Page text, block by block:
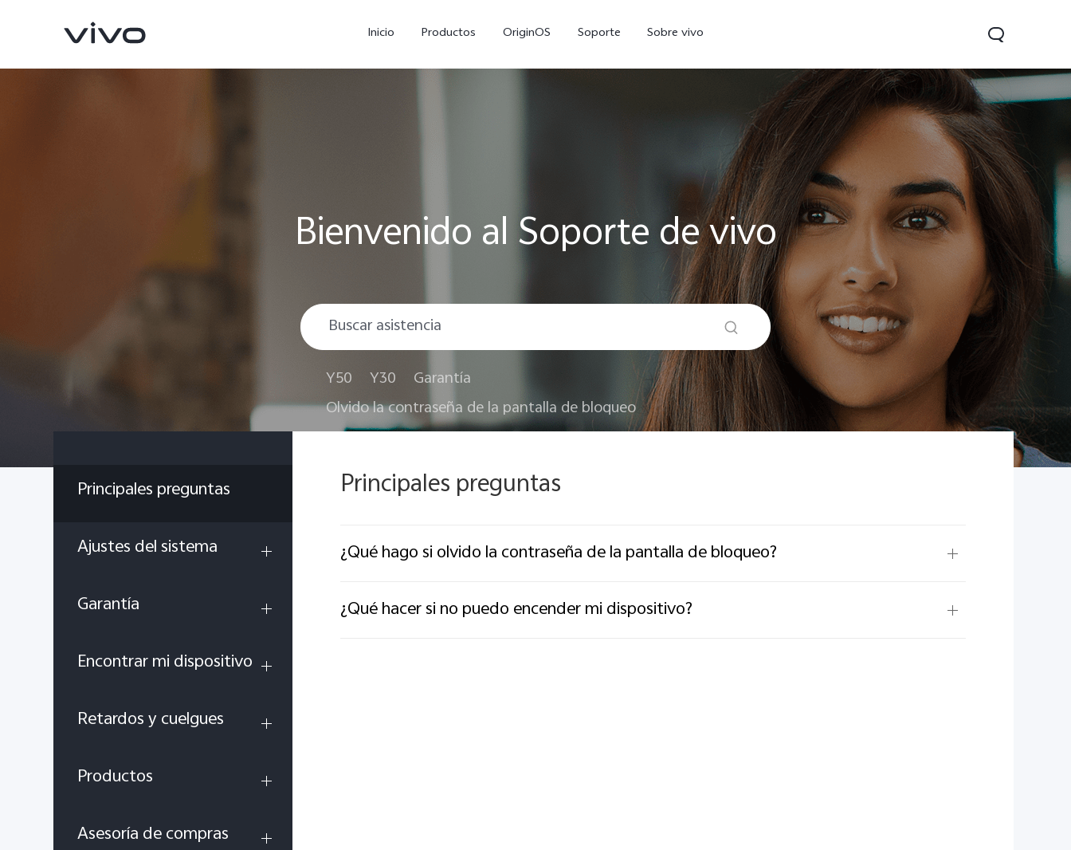
Inicio Productos OriginOS Soporte Sobre vivo
X300 Pro Y05 nuevo Y31 5G nuevo
Bienvenido al Soporte de vivo
Y50 Y30
Garantía
Olvido la contraseña de la pantalla de bloqueo
Principales preguntas
Ajustes del sistema
Garantía
Encontrar mi dispositivo
Retardos y cuelgues
Productos
Asesoría de compras
Principales preguntas
¿Qué hago si olvido la contraseña de la pantalla de bloqueo?
¿Qué hacer si no puedo encender mi dispositivo?